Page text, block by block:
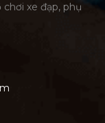
xe đạp, phụ